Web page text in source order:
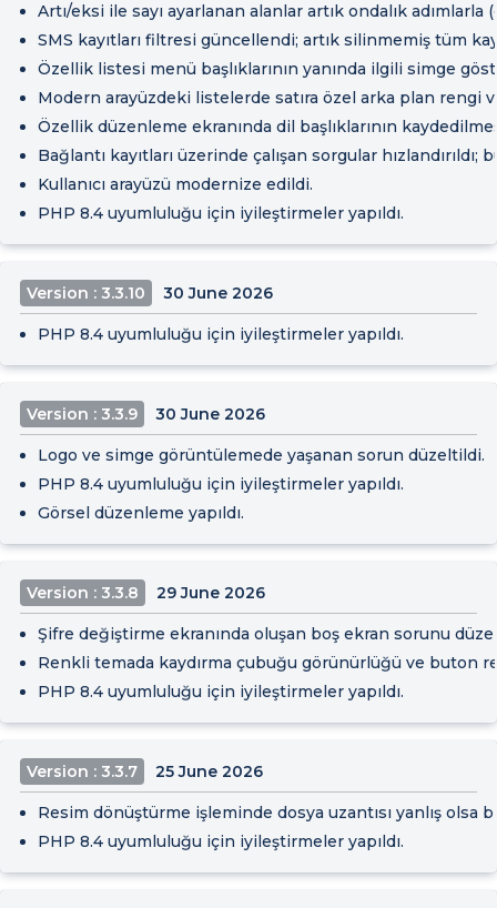
Artı/eksi ile sayı ayarlanan alanlar artık ondalık
SMS kayıtları filtresi güncellendi; artık silinmemiş tüm
Özellik listesi menü başlıklarının yanında ilgili simge
Modern arayüzdeki listelerde satıra özel arka plan rengi
Özellik düzenleme ekranında dil başlıklarının
Bağlantı kayıtları üzerinde çalışan sorgular
Kullanıcı arayüzü modernize edildi.
PHP 8.4 uyumluluğu için iyileştirmeler yapıldı.
Version : 3.3.10 30 June 2026
PHP 8.4 uyumluluğu için iyileştirmeler yapıldı.
Version : 3.3.9 30 June 2026
Logo ve simge görüntülemede yaşanan sorun düzeltildi.
PHP 8.4 uyumluluğu için iyileştirmeler yapıldı.
Görsel düzenleme yapıldı.
Version : 3.3.8 29 June 2026
Şifre değiştirme ekranında oluşan boş ekran sorunu
Renkli temada kaydırma çubuğu görünürlüğü ve buton
PHP 8.4 uyumluluğu için iyileştirmeler yapıldı.
Version : 3.3.7 25 June 2026
Resim dönüştürme işleminde dosya uzantısı yanlış
PHP 8.4 uyumluluğu için iyileştirmeler yapıldı.